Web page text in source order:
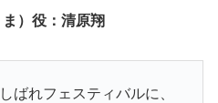
）役：清原翔
ばれフェスティバルに、